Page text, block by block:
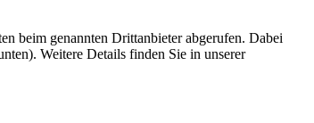
beim genannten Drittanbieter abgerufen. Dabei
Weitere Details finden Sie in unserer